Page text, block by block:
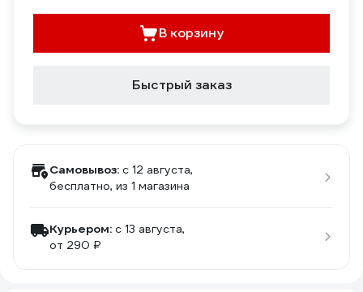
В корзину
Быстрый заказ
Самовывоз: c 12 августа,
бесплатно, из 1 магазина
Курьером: c 13 августа,
от 290 ₽